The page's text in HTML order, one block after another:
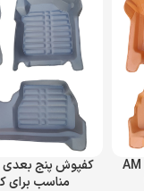
کفپوش پنج بعدی مارون برند AM
مناسب برای